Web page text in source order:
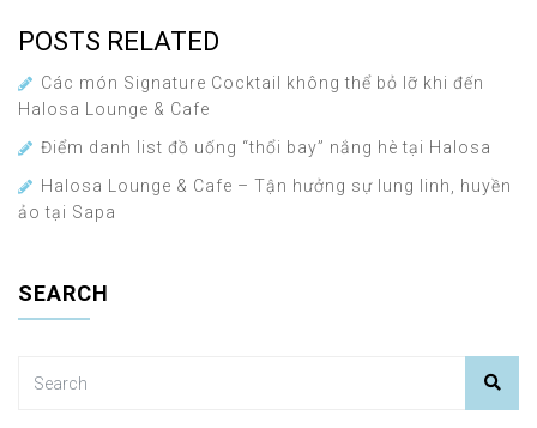
POSTS RELATED
Các món Signature Cocktail không thể bỏ lỡ khi đến
Halosa Lounge & Cafe
Điểm danh list đồ uống “thổi bay” nắng hè tại Halosa
Halosa Lounge & Cafe – Tận hưởng sự lung linh, huyền
ảo tại Sapa
SEARCH